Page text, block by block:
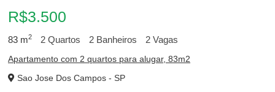
R$3.500
83 m2 2 Quartos 2 Banheiros 2 Vagas
Apartamento com 2 quartos para alugar, 83m2
Sao Jose Dos Campos - SP